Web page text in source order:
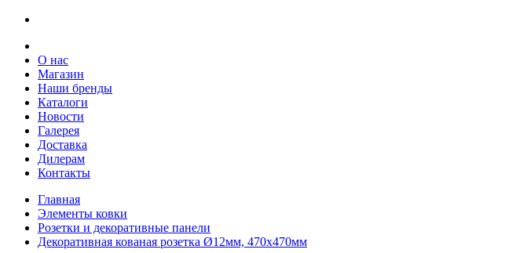
О нас
Магазин
Наши бренды
Каталоги
Новости
Галерея
Доставка
Дилерам
Контакты
Главная
Элементы ковки
Розетки и декоративные панели
Декоративная кованая розетка Ø12мм, 470х470мм